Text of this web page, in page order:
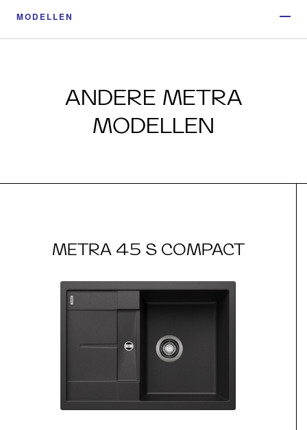
MODELLEN
ANDERE METRA
MODELLEN
METRA 45 S COMPACT